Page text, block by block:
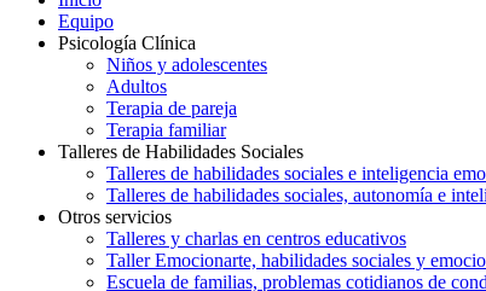
Equipo
Psicología Clínica
Niños y adolescentes
Adultos
Terapia de pareja
Terapia familiar
Talleres de Habilidades Sociales
Talleres de habilidades sociales e inteligencia
Talleres de habilidades sociales, autonomía e
Otros servicios
Talleres y charlas en centros educativos
Taller Emocionarte, habilidades sociales y
Escuela de familias, problemas cotidianos de